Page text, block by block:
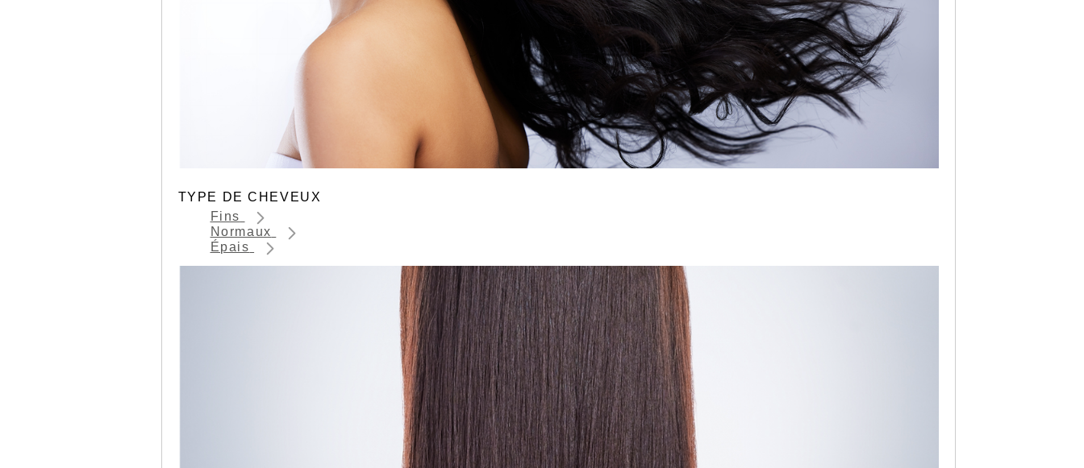
TYPE DE CHEVEUX
Fins
Normaux
Épais